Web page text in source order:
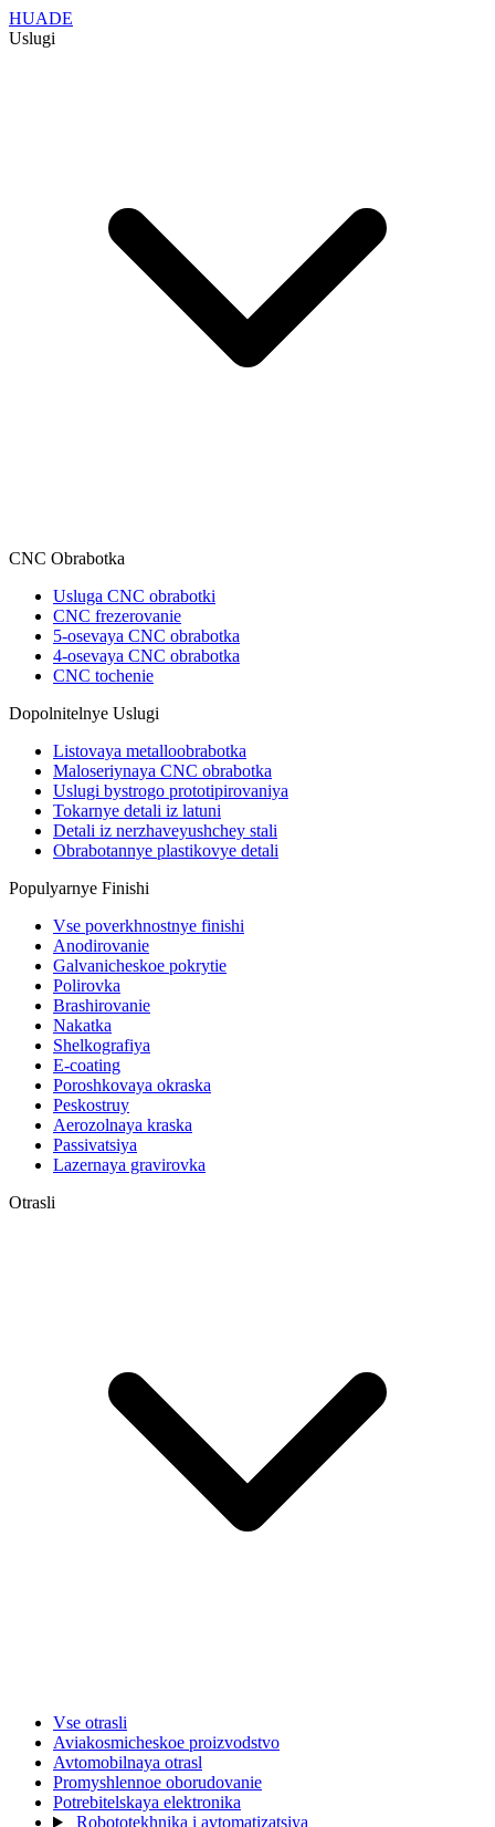
HUADE
Uslugi
CNC Obrabotka
Usluga CNC obrabotki
CNC frezerovanie
5-osevaya CNC obrabotka
4-osevaya CNC obrabotka
CNC tochenie
Dopolnitelnye Uslugi
Listovaya metalloobrabotka
Maloseriynaya CNC obrabotka
Uslugi bystrogo prototipirovaniya
Tokarnye detali iz latuni
Detali iz nerzhaveyushchey stali
Obrabotannye plastikovye detali
Populyarnye Finishi
Vse poverkhnostnye finishi
Anodirovanie
Galvanicheskoe pokrytie
Polirovka
Brashirovanie
Nakatka
Shelkografiya
E-coating
Poroshkovaya okraska
Peskostruy
Aerozolnaya kraska
Passivatsiya
Lazernaya gravirovka
Otrasli
Vse otrasli
Aviakosmicheskoe proizvodstvo
Avtomobilnaya otrasl
Promyshlennoe oborudovanie
Potrebitelskaya elektronika
Robototekhnika i avtomatizatsiya